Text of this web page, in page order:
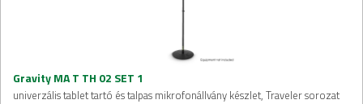
Gravity MA T TH 02 SET 1
univerzális tablet tartó és talpas mikrofonállvány készlet, Traveler sorozat